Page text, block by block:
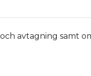
avtagning samt